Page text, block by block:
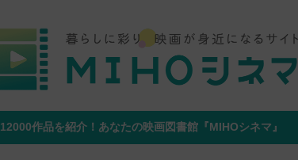
12000作品を紹介！あなたの映画図書館『MIHOシネマ』